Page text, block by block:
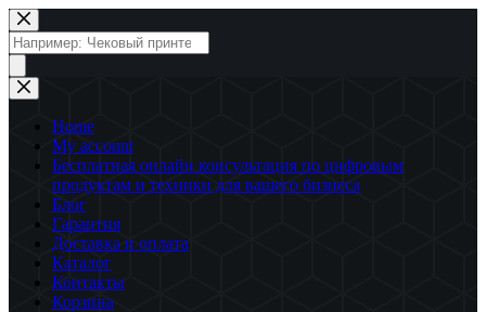
Перейти
к
сути
Поиск
товаров
Home
My account
Бесплатная онлайн консультация по цифровым
продуктам и техники для вашего бизнеса
Блог
Гарантия
Доставка и оплата
Каталог
Контакты
Корзина